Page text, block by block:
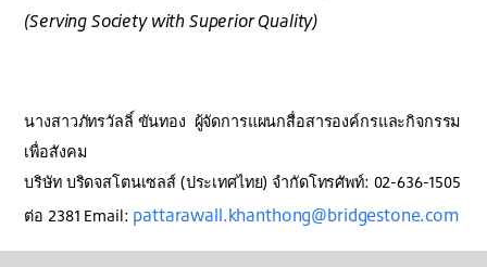
(Serving Society with Superior Quality)
นางสาวภัทรวัลลิ์ ขันทอง ผู้จัดการแผนกสื่อสารองค์กรและกิจกรรม
เพื่อสังคม
บริษัท บริดจสโตนเซลส์ (ประเทศไทย) จำกัดโทรศัพท์: 02-636-1505
ต่อ 2381 Email: pattarawall.khanthong@bridgestone.com